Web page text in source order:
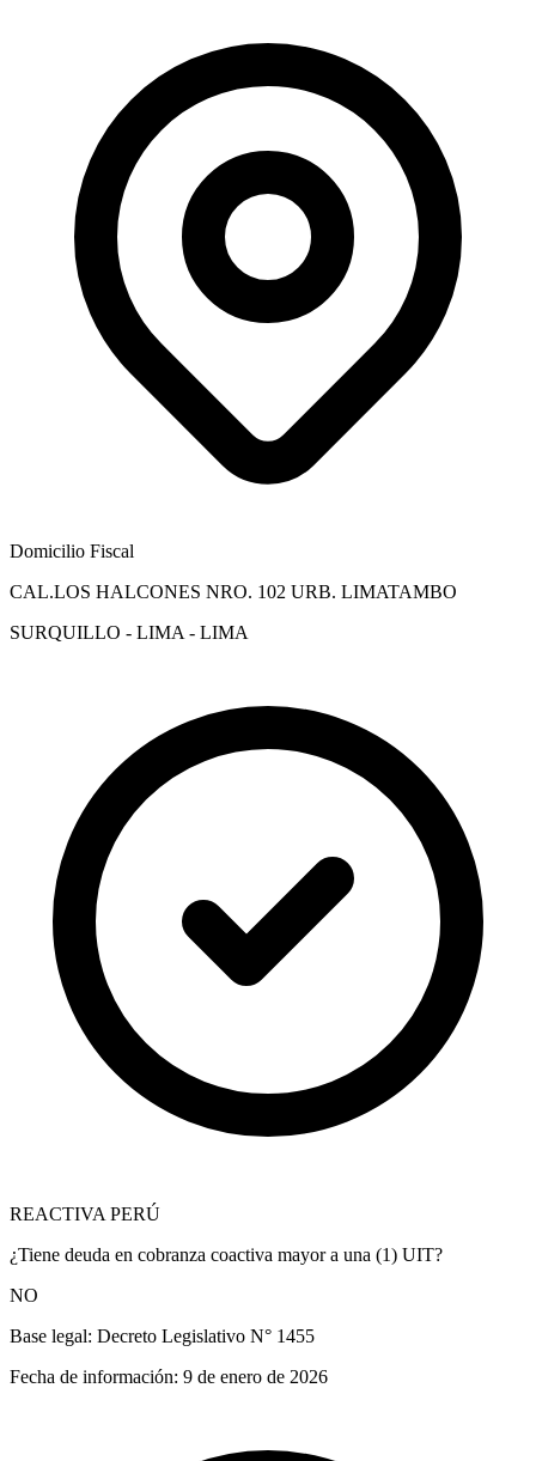
Domicilio Fiscal
CAL.LOS HALCONES NRO. 102 URB. LIMATAMBO
SURQUILLO - LIMA - LIMA
REACTIVA PERÚ
¿Tiene deuda en cobranza coactiva mayor a una (1) UIT?
NO
Base legal: Decreto Legislativo N° 1455
Fecha de información: 9 de enero de 2026